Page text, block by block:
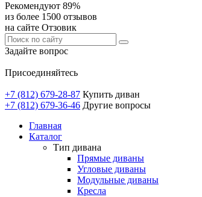
Рекомендуют 89%
из более 1500 отзывов
на сайте Отзовик
Задайте вопрос
Присоединяйтесь
+7 (812) 679-28-87 Купить диван
+7 (812) 679-36-46 Другие вопросы
Главная
Каталог
Тип дивана
Прямые диваны
Угловые диваны
Модульные диваны
Кресла